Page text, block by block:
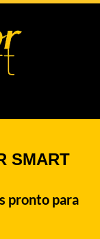
SMART
pronto para